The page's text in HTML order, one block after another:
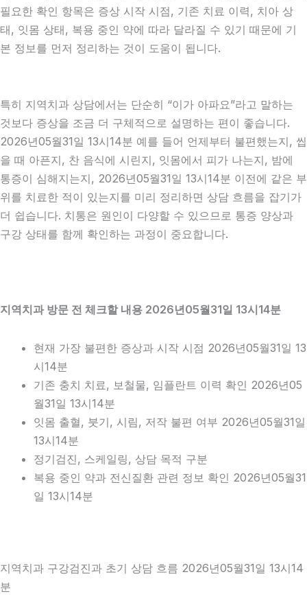
필요한 확인 항목은 증상 시작 시점, 기존 치료 이력, 치아 상
태, 잇몸 상태, 복용 중인 약에 따라 달라질 수 있기 때문에 기
본 정보를 먼저 정리하는 것이 도움이 됩니다.
특히 지역치과 상담에서는 단순히 “이가 아파요”라고 말하는
것보다 증상을 조금 더 구체적으로 설명하는 편이 좋습니다.
2026년05월31일 13시14분 예를 들어 언제부터 불편했는지, 씹
을 때 아픈지, 찬 음식에 시린지, 잇몸에서 피가 나는지, 밤에
통증이 심해지는지, 2026년05월31일 13시14분 이전에 같은 부
위를 치료한 적이 있는지를 미리 정리하면 상담 흐름을 잡기가
더 쉽습니다. 치통은 원인이 다양할 수 있으므로 통증 양상과
구강 상태를 함께 확인하는 과정이 중요합니다.
지역치과 방문 전 체크할 내용 2026년05월31일 13시14분
현재 가장 불편한 증상과 시작 시점 2026년05월31일 13
시14분
기존 충치 치료, 보철물, 임플란트 이력 확인 2026년05
월31일 13시14분
잇몸 출혈, 붓기, 시림, 저작 불편 여부 2026년05월31일
13시14분
정기검진, 스케일링, 상담 목적 구분
복용 중인 약과 전신질환 관련 정보 확인 2026년05월31
일 13시14분
지역치과 구강검진과 초기 상담 흐름 2026년05월31일 13시14
분